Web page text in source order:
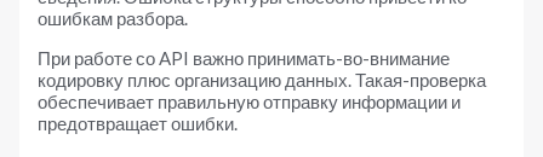
ошибкам разбора.
При работе со API важно принимать-во-внимание
кодировку плюс организацию данных. Такая-проверка
обеспечивает правильную отправку информации и
предотвращает ошибки.